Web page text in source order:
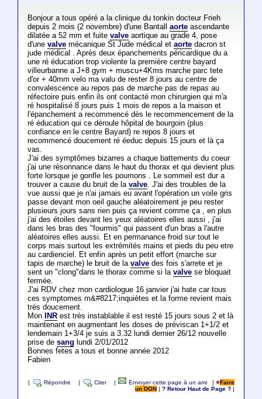
Bonjour a tous opéré a la clinique du tonkin docteur Frieh
depuis 2 mois (2 novembre) d'une Bantall aorteascendante
dilatée a 52 mm et fuite valveaortique au grade 4, pose
d'une valvemécanique St Jude médical et aortedacron st
jude médical . Après deux épanchements péricardique du a
une ré éducation trop violente la première centre bayard
villeurbanne a J+8 gym + muscu+4Kms marche parc tete
d'or + 40mm velo ma valu de rester 8 jours au centre de
convalescence au repos pas de marche pas de repas au
réfectoire puis enfin ils ont contacté mon chirurgien qui m'a
ré hospitalisé 8 jours puis 1 mois de repos a la maison et
l'épanchement a recommencé dès le recommencement de la
ré éducation qui ce déroule hôpital de bourgoin (plus
confiance en le centre Bayard) re repos 8 jours et
recommencé doucement ré éeduc depuis 15 jours et là ça
vas.
J'ai des symptômes bizarres a chaque battements du coeur
j'ai une résonnance dans le haut du thorax et qui devient plus
forte lorsque je gonfle les poumons . Le sommeil est dur a
trouver a cause du bruit de la valve. J'ai des troubles de la
vue aussi que je n'ai jamais eu avant l'opération un voile gris
passe devant mon oeil gauche aléatoirement je peu rester
plusieurs jours sans rien puis ça revient comme ça , en plus
j'ai des étoiles devant les yeux aléatoires elles aussi , j'ai
dans les bras des "fourmis" qui passent d'un bras a l'autre
aléatoires elles aussi. Et en permanance froid sur tout le
corps mais surtout les extrémités mains et pieds du peu etre
au cardienciel. Et enfin après un petit effort (marche sur
tapis de marche) le bruit de la valvedes fois s'arrete et je
sent un "clong"dans le thorax comme si la valvese bloquait
fermée.
J'ai RDV chez mon cardiologue 16 janvier j'ai hate car tous
ces symptomes m&#8217;inquiètes et la forme revient mais
très doucement.
Mon
INRest très instablable il est resté 15 jours sous 2 et là
maintenant en augmentant les doses de préviscan 1+1/2 et
lendemain 1+3/4 je suis a 3.32 lundi dernier 26/12 nouvelle
prise de sang lundi 2/01/2012
Bonnes fetes a tous et bonne année 2012
Fabien
Répondre Citer Envoyer cette page à un ami |
Faire
un DON
|? Retour Haut de Page ?